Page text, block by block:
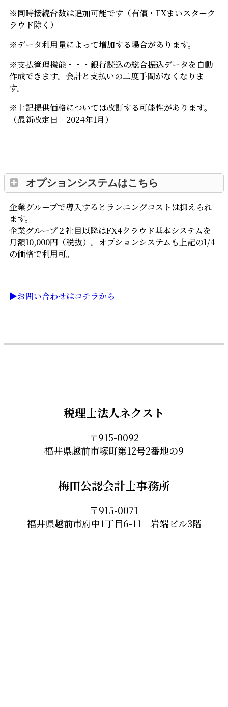
※同時接続台数は追加可能です（有償・FXまいスターク
ラウド除く）
※データ利用量によって増加する場合があります。
※支払管理機能・・・銀行読込の総合振込データを自動
作成できます。会計と支払いの二度手間がなくなりま
す。
※上記提供価格については改訂する可能性があります。
（最新改定日 2024年1月）
オプションシステムはこちら
企業グループで導入するとランニングコストは抑えられ
ます。
企業グループ２社目以降はFX4クラウド基本システムを
月額10,000円（税抜）。オプションシステムも上記の1/4
の価格で利用可。
▶お問い合わせはコチラから
税理士法人ネクスト
〒915-0092
福井県越前市塚町第12号2番地の9
梅田公認会計士事務所
〒915-0071
福井県越前市府中1丁目6-11 岩端ビル3階